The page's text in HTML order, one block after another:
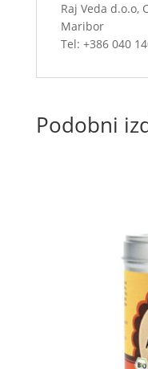
Raj Veda d.o.o,
Maribor
Tel: +386 040
Podobni